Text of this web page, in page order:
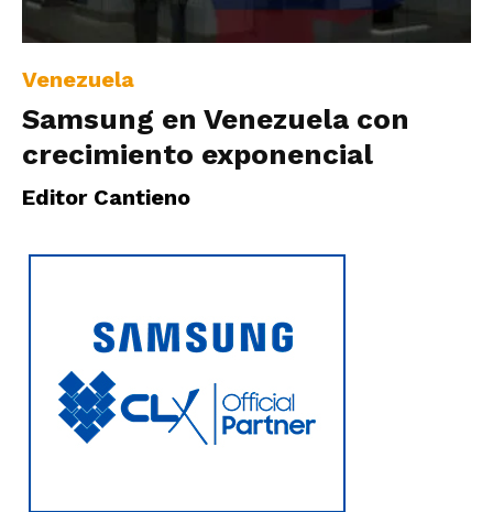
|
Ultima
Venezuela
Samsung en Venezuela con
crecimiento exponencial
Editor Cantieno